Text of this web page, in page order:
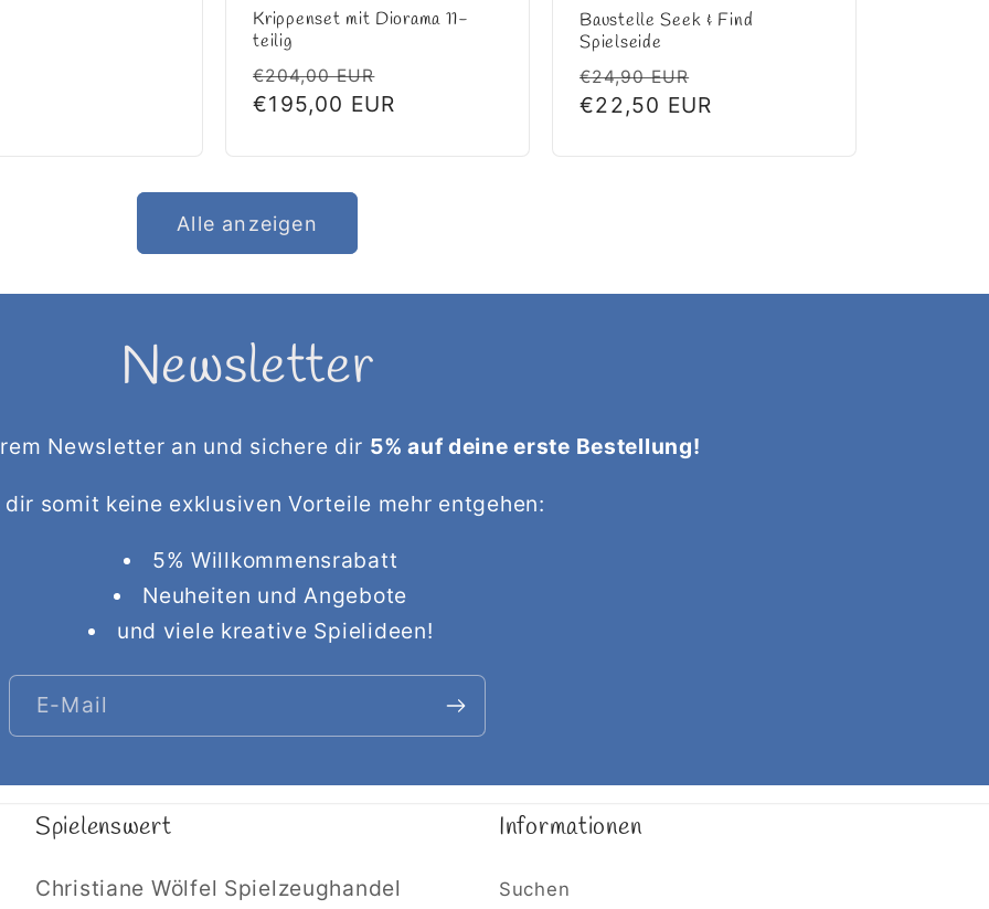
Krippenset mit Diorama 11-
teilig
Normaler
Preis
€204,00 EUR
€195,00 EUR
Baustelle Seek & Find
Spielseide
Normaler
Preis
€24,90 EUR
€22,50 EUR
Alle anzeigen
Newsletter
Newsletter an und sichere dir 5% auf deine erste Bestellung!
dir somit keine exklusiven Vorteile mehr entgehen:
5% Willkommensrabatt
Neuheiten und Angebote
und viele kreative Spielideen!
E-Mail
Spielenswert
Christiane Wölfel Spielzeughandel
Informationen
Suchen